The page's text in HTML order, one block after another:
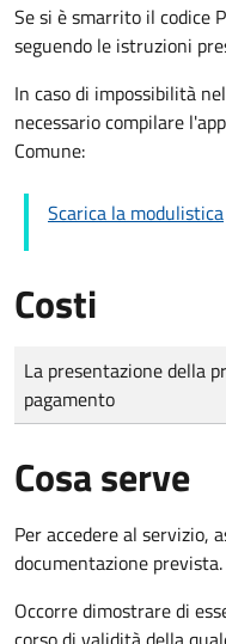
Se si è smarrito il codice
seguendo le istruzioni
In caso di impossibilità
necessario compilare
Comune:
Scarica la modulistica
Costi
Tipo di pagamento
Importo
La presentazione della
pagamento
Cosa serve
Per accedere al servizio,
documentazione prevista.
Occorre dimostrare di